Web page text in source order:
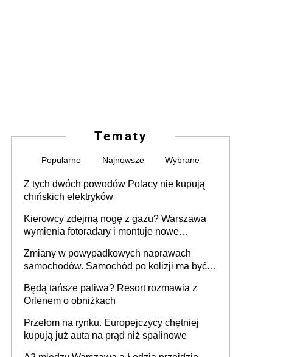
Tematy
Popularne Najnowsze Wybrane
Z tych dwóch powodów Polacy nie kupują
chińskich elektryków
Kierowcy zdejmą nogę z gazu? Warszawa
wymienia fotoradary i montuje nowe
Zmiany w powypadkowych naprawach
samochodów. Samochód po kolizji ma być
technologią producenta
Będą tańsze paliwa? Resort rozmawia z
Orlenem o obniżkach
Przełom na rynku. Europejczycy chętniej
kupują już auta na prąd niż spalinowe